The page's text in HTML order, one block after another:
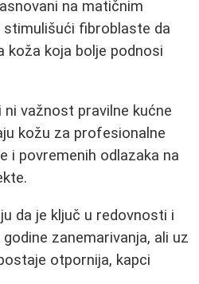
na matičnim
stimulišući fibroblaste da
koža koja bolje podnosi
važnost pravilne kućne
kožu za profesionalne
i povremenih odlazaka na
da je ključ u redovnosti i
zanemarivanja, ali uz
otpornija, kapci